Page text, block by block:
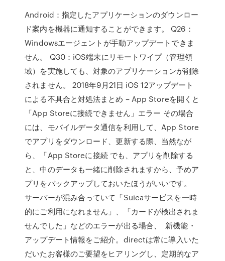
Android：指定したアプリケーションのダウンロー
ド案内を機器に通知することができます。 Q26：
Windowsエージェントが手動アップデートできま
せん。 Q30：iOS端末にリモートワイプ（管理領
域）を実施しても、対象のアプリケーションが削除
されません。 2018年9月21日 iOS 12アップデート
による不具合と対処法まとめ – App Storeを開くと
「App Storeに接続できません」エラー その場合
には、モバイルデータ通信を利用して、App Store
でアプリをダウンロード、更新する際、当然なが
ら、「App Storeに接続 でも、アプリを削除する
と、中のデータも一緒に削除されますから、予めア
プリをバックアップしておいたほうがいいです。
サーバーが混み合っていて「Suicaサービスを一時
的にご利用になれません」、「カードが検出されま
せんでした」などのエラーが出る場合、 新機能・
アップデート情報をご紹介。directは常に導入いた
だいたお客様のご要望をヒアリングし、定期的なア